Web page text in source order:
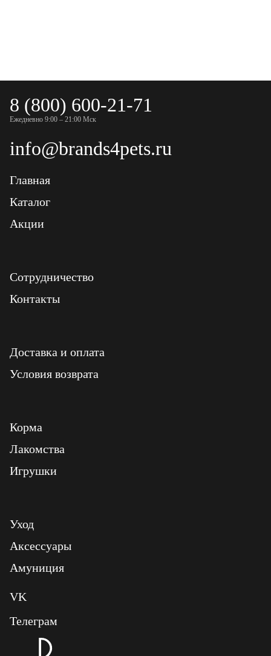
8 (800) 600-21-71
Ежедневно 9:00 – 21:00 Мск
info@brands4pets.ru
Главная
Каталог
Акции
Сотрудничество
Контакты
Доставка и оплата
Условия возврата
Корма
Лакомства
Игрушки
Уход
Аксессуары
Амуниция
VK
Телеграм